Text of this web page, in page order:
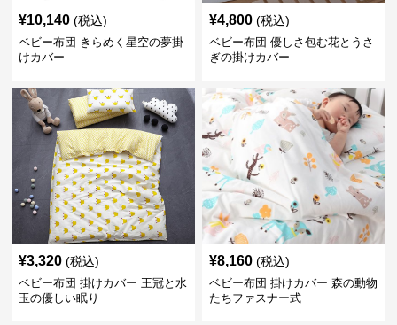
¥10,140 (税込)
ベビー布団 きらめく星空の夢掛
けカバー
¥4,800 (税込)
ベビー布団 優しさ包む花とうさ
ぎの掛けカバー
¥3,320 (税込)
ベビー布団 掛けカバー 王冠と水
玉の優しい眠り
¥8,160 (税込)
ベビー布団 掛けカバー 森の動物
たちファスナー式